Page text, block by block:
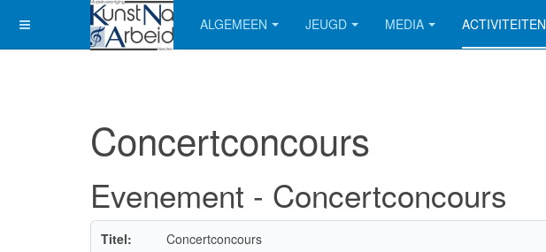
ALGEMEEN JEUGD MEDIA ACTIVITEITEN
Concertconcours
Evenement - Concertconcours
Titel:
Concertconcours